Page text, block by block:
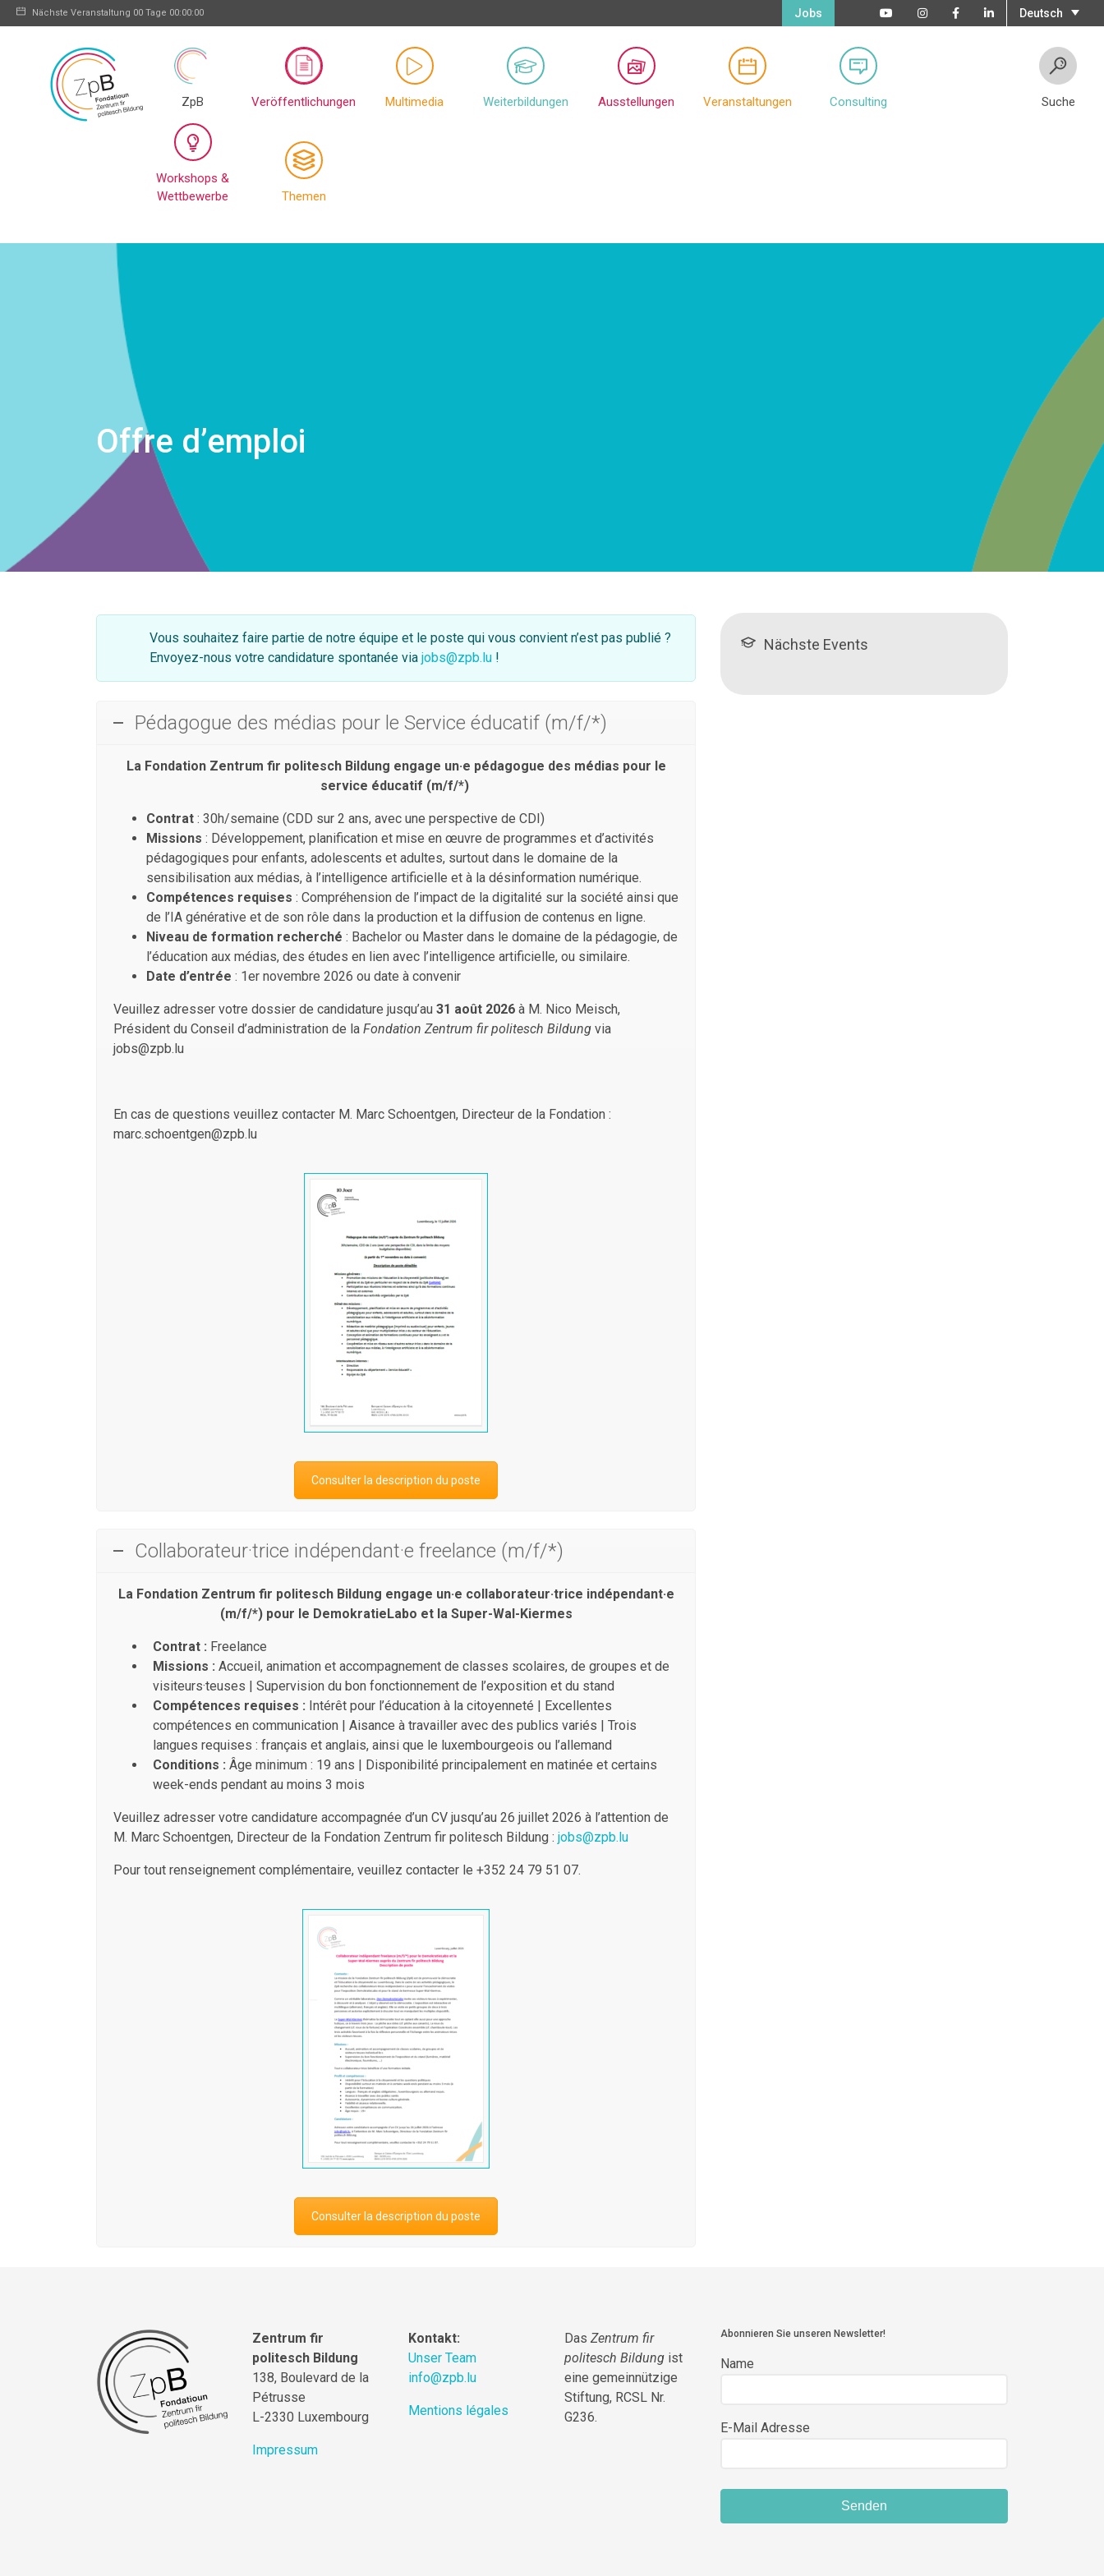
Nächste Veranstaltung 00 Tage 00:00:00 Deutsch
Jobs
ZpB Veröffentlichungen Multimedia Weiterbildungen Ausstellungen Veranstaltungen Consulting
Workshops &
Wettbewerbe
Themen
Suche
Offre d’emploi
Vous souhaitez faire partie de notre équipe et le poste qui vous convient n’est pas publié ?
Envoyez-nous votre candidature spontanée via jobs@zpb.lu !
Pédagogue des médias pour le Service éducatif (m/f/*)
La Fondation Zentrum fir politesch Bildung engage un·e pédagogue des médias pour le
service éducatif (m/f/*)
Contrat : 30h/semaine (CDD sur 2 ans, avec une perspective de CDI)
Missions : Développement, planification et mise en œuvre de programmes et d’activités
pédagogiques pour enfants, adolescents et adultes, surtout dans le domaine de la
sensibilisation aux médias, à l’intelligence artificielle et à la désinformation numérique.
Compétences requises : Compréhension de l’impact de la digitalité sur la société ainsi que
de l’IA générative et de son rôle dans la production et la diffusion de contenus en ligne.
Niveau de formation recherché : Bachelor ou Master dans le domaine de la pédagogie, de
l’éducation aux médias, des études en lien avec l’intelligence artificielle, ou similaire.
Date d’entrée : 1er novembre 2026 ou date à convenir
Veuillez adresser votre dossier de candidature jusqu’au 31 août 2026 à M. Nico Meisch,
Président du Conseil d’administration de la Fondation Zentrum fir politesch Bildung via
jobs@zpb.lu
En cas de questions veuillez contacter M. Marc Schoentgen, Directeur de la Fondation :
marc.schoentgen@zpb.lu
Consulter la description du poste
Collaborateur·trice indépendant·e freelance (m/f/*)
La Fondation Zentrum fir politesch Bildung engage un·e collaborateur·trice indépendant·e
(m/f/*) pour le DemokratieLabo et la Super-Wal-Kiermes
Contrat : Freelance
Missions : Accueil, animation et accompagnement de classes scolaires, de groupes et de
visiteurs·teuses | Supervision du bon fonctionnement de l’exposition et du stand
Compétences requises : Intérêt pour l’éducation à la citoyenneté | Excellentes
compétences en communication | Aisance à travailler avec des publics variés | Trois
langues requises : français et anglais, ainsi que le luxembourgeois ou l’allemand
Conditions : Âge minimum : 19 ans | Disponibilité principalement en matinée et certains
week-ends pendant au moins 3 mois
Veuillez adresser votre candidature accompagnée d’un CV jusqu’au 26 juillet 2026 à l’attention de
M. Marc Schoentgen, Directeur de la Fondation Zentrum fir politesch Bildung : jobs@zpb.lu
Pour tout renseignement complémentaire, veuillez contacter le +352 24 79 51 07.
Consulter la description du poste
Nächste Events
Zentrum fir
politesch Bildung
138, Boulevard de la
Pétrusse
L-2330 Luxembourg
Impressum
Kontakt:
Unser Team
info@zpb.lu
Mentions légales
Das Zentrum fir
politesch Bildung ist
eine gemeinnützige
Stiftung, RCSL Nr.
G236.
Abonnieren Sie unseren Newsletter!
Name
E-Mail Adresse
Senden